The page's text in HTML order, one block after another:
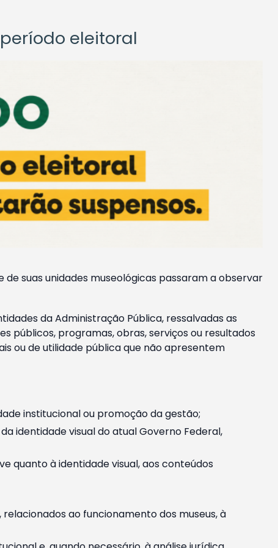
eleitoral
suas unidades museológicas passaram a observar
da Administração Pública, ressalvadas as
públicos, programas, obras, serviços ou resultados
ou de utilidade pública que não apresentem
institucional ou promoção da gestão;
identidade visual do atual Governo Federal,
quanto à identidade visual, aos conteúdos
ao funcionamento dos museus, à